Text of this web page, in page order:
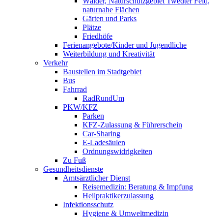
naturnahe Flächen
Gärten und Parks
Plätze
Friedhöfe
Ferienangebote/Kinder und Jugendliche
Weiterbildung und Kreativität
Verkehr
Baustellen im Stadtgebiet
Bus
Fahrrad
RadRundUm
PKW/KFZ
Parken
KFZ-Zulassung & Führerschein
Car-Sharing
E-Ladesäulen
Ordnungswidrigkeiten
Zu Fuß
Gesundheitsdienste
Amtsärztlicher Dienst
Reisemedizin: Beratung & Impfung
Heilpraktikerzulassung
Infektionsschutz
Hygiene & Umweltmedizin